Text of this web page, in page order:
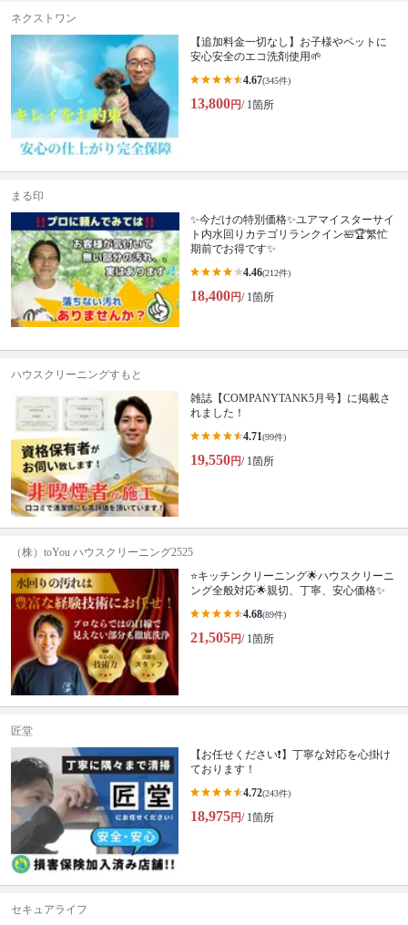
ネクストワン
【追加料金一切なし】お子様やペットに
安心安全のエコ洗剤使用🌱
4.67(345件)
13,800円/ 1箇所
まる印
✨今だけの特別価格✨ユアマイスターサイ
ト内水回りカテゴリランクイン🛀🏆繁忙
期前でお得です✨
4.46(212件)
18,400円/ 1箇所
ハウスクリーニングすもと
雑誌【COMPANYTANK5月号】に掲載さ
れました！
4.71(99件)
19,550円/ 1箇所
（株）toYou ハウスクリーニング2525
⭐️キッチンクリーニング🌟ハウスクリーニ
ング全般対応🌟親切、丁寧、安心価格✨
4.68(89件)
21,505円/ 1箇所
匠堂
【お任せください❗️】丁寧な対応を心掛け
ております！
4.72(243件)
18,975円/ 1箇所
セキュアライフ